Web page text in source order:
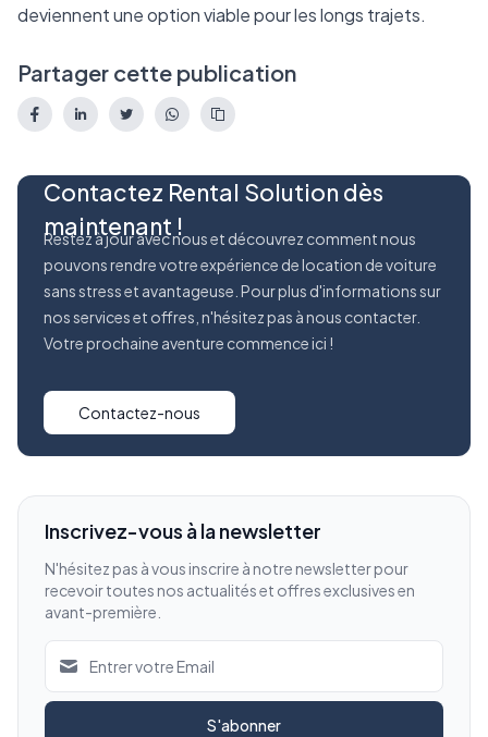
deviennent une option viable pour les longs trajets.
Partager cette publication
Contactez Rental Solution dès
maintenant !
Restez à jour avec nous et découvrez comment nous
pouvons rendre votre expérience de location de voiture
sans stress et avantageuse. Pour plus d'informations sur
nos services et offres, n'hésitez pas à nous contacter.
Votre prochaine aventure commence ici !
Contactez-nous
Inscrivez-vous à la newsletter
N'hésitez pas à vous inscrire à notre newsletter pour
recevoir toutes nos actualités et offres exclusives en
avant-première.
S'abonner